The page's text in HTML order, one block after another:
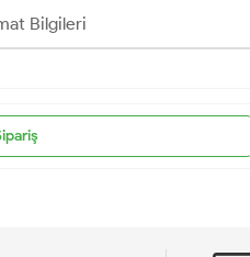
Bilgileri